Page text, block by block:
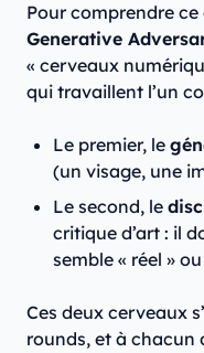
Pour comprendre ce
Generative
« cerveaux
qui travaillent l’un
Le premier, le
(un visage, une
Le second, le
critique d’art : il
semble « réel »
Ces deux cerveaux
rounds, et à chacun